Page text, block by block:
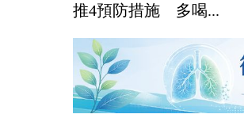
推4預防措施 多喝...